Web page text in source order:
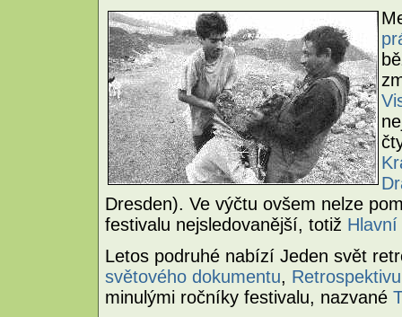
Dresden). Ve výčtu ovšem nelze
festivalu nejsledovanější, totiž
Letos podruhé nabízí Jeden svět
světového dokumentu,
minulými ročníky festivalu, nazvané